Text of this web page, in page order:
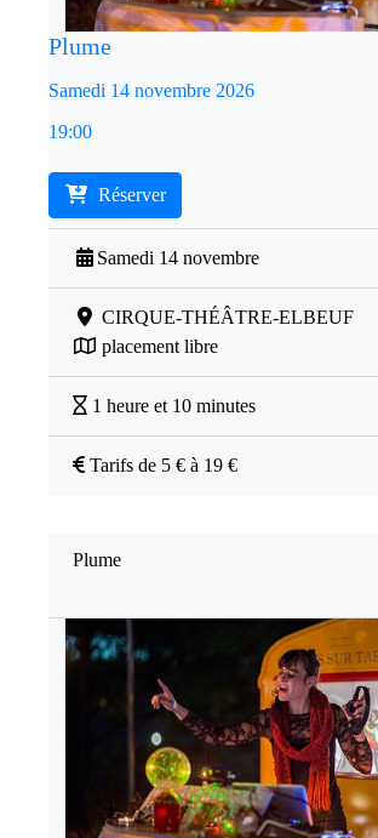
Plume
Samedi 14 novembre 2026
19:00
Réserver
Samedi 14 novembre
CIRQUE-THÉÂTRE-ELBEUF
placement libre
1 heure et 10 minutes
Tarifs de 5 € à 19 €
Plume